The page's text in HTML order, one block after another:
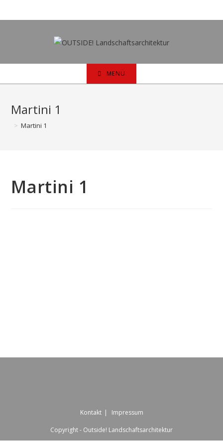
Inhalt
MENÜ
Martini 1
> Martini 1
Martini 1
Kontakt Impressum
Copyright - Outside! Landschaftsarchitektur